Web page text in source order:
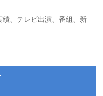
、テレビ出演、番組、新